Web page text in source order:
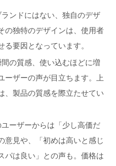
ンドにはない、独自のデザ
の独特のデザインは、使用者
要因となっています。
の質感、使い込むほどに増
ーザーの声が目立ちます。上
、製品の質感を際立たせてい
ユーザーからは「少し高価だ
意見や、「初めは高いと感じ
パは良い」との声も。価格は